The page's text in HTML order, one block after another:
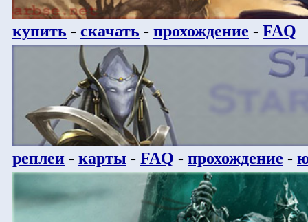
купить - скачать - прохождение - FAQ
реплеи - карты - FAQ - прохождение -